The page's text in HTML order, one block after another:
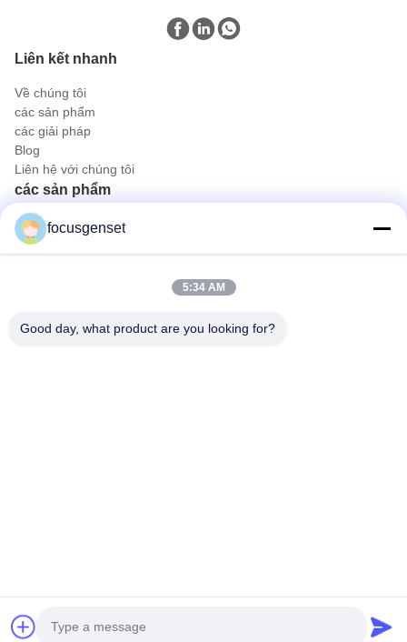
Liên kết nhanh
Về chúng tôi
các sản phẩm
các giải pháp
Blog
Liên hệ với chúng tôi
các sản phẩm
Bộ phát điện diesel Cummins
Bộ máy phát điện diesel Perkins
Genset dầu diesel công nghiệp
Liên lạc nhanh
2025-2026 FOCUS POWER JIANGSU CO.,LTD. Tất cả các quyền được bảo
focusgenset
5:34 AM
Good day, what product are you looking for?